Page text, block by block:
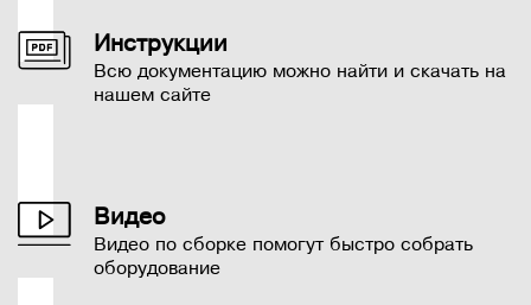
Инструкции
Всю документацию можно найти и скачать на
нашем сайте
Видео
Видео по сборке помогут быстро собрать
оборудование